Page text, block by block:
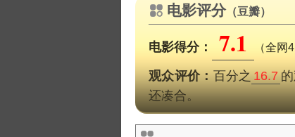
电影评分（豆瓣）
电影得分： 7.1 （全网
观众评价：百分之16.7
还凑合。